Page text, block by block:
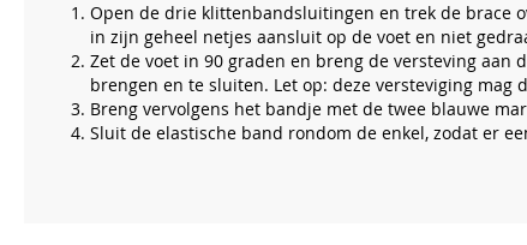
Open de drie klittenbandsluitingen en trek de brace
in zijn geheel netjes aansluit op de voet en niet
Zet de voet in 90 graden en breng de versteving
brengen en te sluiten. Let op: deze versteviging mag
Breng vervolgens het bandje met de twee blauwe
Sluit de elastische band rondom de enkel, zodat er